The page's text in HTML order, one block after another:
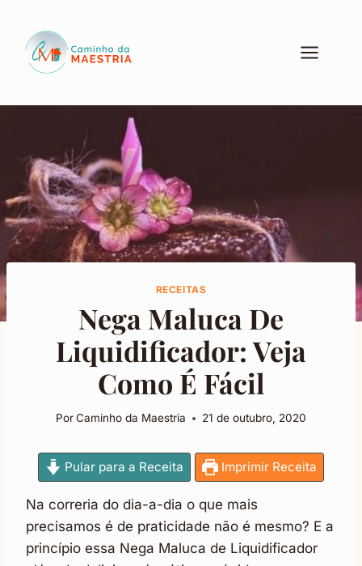
Conteúdo
RECEITAS
Nega Maluca De
Liquidificador: Veja
Como É Fácil
PorCaminho da Maestria 21 de outubro, 2020
Pular para a Receita Imprimir Receita
Na correria do dia-a-dia o que mais
precisamos é de praticidade não é mesmo? E a
princípio essa Nega Maluca de Liquidificador